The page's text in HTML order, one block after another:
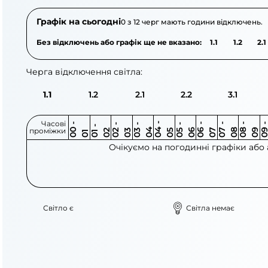
Графік на сьогодні0 з 12 черг мають години відключень.
Без відключень або графік ще не вказано: 1.1 1.2 2.1
Черга відключення світла:
1.1 1.2 2.1 2.2 3.1
Часові
проміжки 0
0
-
0 1 0
1
-
0 2 0 2
-
0 3 0 3
-
0 4 0 4
-
0 5 0 5
-
0 6 0 6
-
0 7 0 7
-
0 8 0 8
-
0 9 0
9
-
1
Очікуємо на погодинні графіки
Світло є Світла немає